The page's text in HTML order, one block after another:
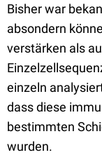
Bisher war
absondern
verstärken als
einzeln
dass diese
bestimmten
wurden.